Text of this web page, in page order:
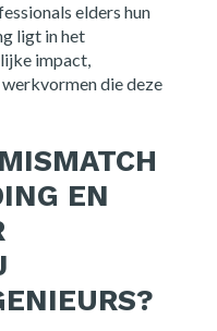
elders hun
ligt in het
impact,
die deze
EN